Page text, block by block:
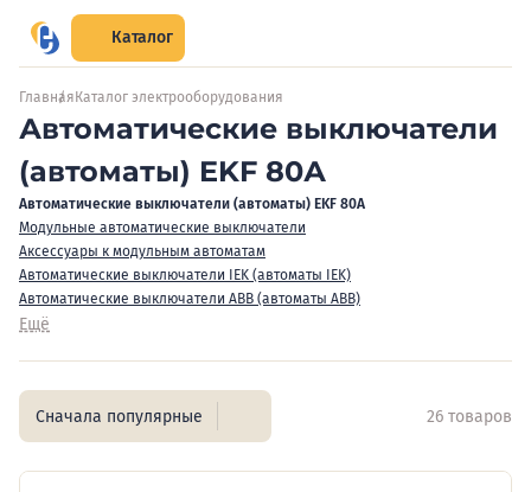
Каталог
Главная Каталог электрооборудования
Автоматические выключатели
(автоматы) EKF 80А
Автоматические выключатели (автоматы) EKF 80А
Модульные автоматические выключатели
Аксессуары к модульным автоматам
Автоматические выключатели IEK (автоматы IEK)
Автоматические выключатели ABB (автоматы ABB)
Ещё
Сначала популярные 26 товаров